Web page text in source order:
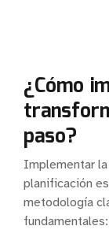
¿Cómo
paso?
Implementar
planificación
metodología
fundamentales: